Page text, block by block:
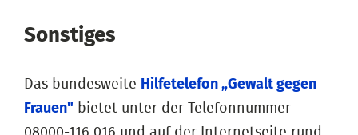
Sonstiges
Das bundesweite Hilfetelefon „Gewalt gegen
Frauen" bietet unter der Telefonnummer